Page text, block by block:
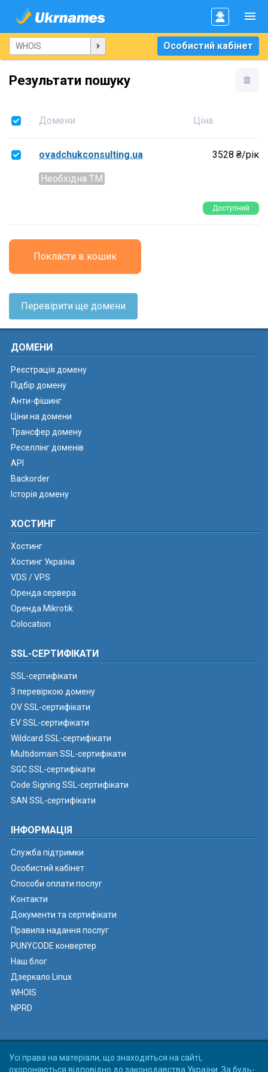
Особистий кабінет
Результати пошуку
Домени Ціна
ovadchukconsulting.ua
Необхідна ТМ
3528 ₴/рік
Доступний
Покласти в кошик
Перевірити ще домени
ДОМЕНИ
Реєстрація домену
Підбір домену
Анти-фішинг
Ціни на домени
Трансфер домену
Реселлінг доменів
API
Backorder
Історія домену
ХОСТИНГ
Хостинг
Хостинг Україна
VDS / VPS
Оренда сервера
Оренда Mikrotik
Colocation
SSL-СЕРТИФІКАТИ
SSL-сертифікати
З перевіркою домену
OV SSL-сертифікати
EV SSL-сертифікати
Wildcard SSL-сертифікати
Multidomain SSL-сертифікати
SGC SSL-сертифікати
Code Signing SSL-сертифікати
SAN SSL-сертифікати
ІНФОРМАЦІЯ
Служба підтримки
Особистий кабінет
Способи оплати послуг
Контакти
Документи та сертифікати
Правила надання послуг
PUNYCODE конвертер
Наш блог
Дзеркало Linux
WHOIS
NPRD
Усі права на матеріали, що знаходяться на сайті,
охороняються відповідно до законодавства України. За будь-